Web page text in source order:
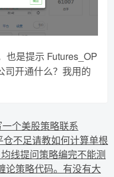
也是提示 Futures_OP
司开通什么？我用的
一个美股策略联系
仓不足请教如何计算单根
线提问 策略编完不能测
策略代码。 有没有大